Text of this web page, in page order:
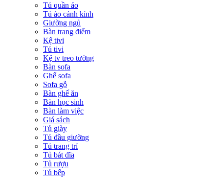
Tủ quần áo
Tú áo cánh kính
Giường ngủ
Bàn trang điểm
Kệ tivi
Tủ tivi
Kệ tv treo tường
Bàn sofa
Ghế sofa
Sofa gỗ
Bàn ghế ăn
Bàn học sinh
Bàn làm việc
Giá sách
Tủ giày
Tủ đầu giường
Tủ trang trí
Tủ bát đĩa
Tủ rượu
Tủ bếp